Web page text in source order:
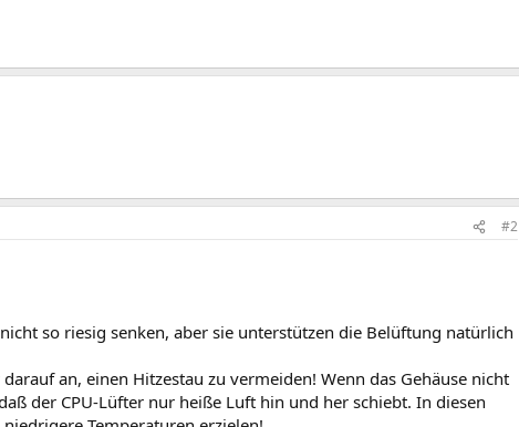
#2
so riesig senken, aber sie unterstützen die Belüftung natürlich
an, einen Hitzestau zu vermeiden! Wenn das Gehäuse nicht
der CPU-Lüfter nur heiße Luft hin und her schiebt. In diesen